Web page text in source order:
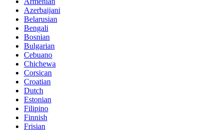
Azerbaijani
Belarusian
Bengali
Bosnian
Bulgarian
Cebuano
Chichewa
Corsican
Croatian
Dutch
Estonian
Filipino
Finnish
Frisian